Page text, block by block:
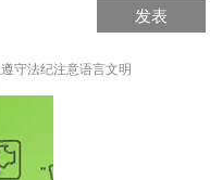
发表
守法纪注意语言文明